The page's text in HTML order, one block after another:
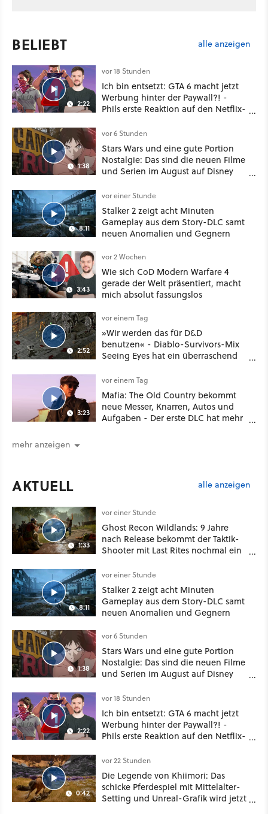
BELIEBT alle anzeigen
2:22
vor 18 Stunden
Ich bin entsetzt: GTA 6 macht jetzt
Werbung hinter der Paywall?! -
Phils erste Reaktion auf den Netflix-
1:38
vor 6 Stunden
Stars Wars und eine gute Portion
Nostalgie: Das sind die neuen Filme
und Serien im August auf Disney
8:11
vor einer Stunde
Stalker 2 zeigt acht Minuten
Gameplay aus dem Story-DLC samt
neuen Anomalien und Gegnern
3:43
vor 2 Wochen
Wie sich CoD Modern Warfare 4
gerade der Welt präsentiert, macht
mich absolut fassungslos
2:52
vor einem Tag
»Wir werden das für D&D
benutzen« - Diablo-Survivors-Mix
Seeing Eyes hat ein überraschend
3:23
vor einem Tag
Mafia: The Old Country bekommt
neue Messer, Knarren, Autos und
Aufgaben - Der erste DLC hat mehr
mehr anzeigen
AKTUELL alle anzeigen
1:33
vor einer Stunde
Ghost Recon Wildlands: 9 Jahre
nach Release bekommt der Taktik-
Shooter mit Last Rites nochmal ein
8:11
vor einer Stunde
Stalker 2 zeigt acht Minuten
Gameplay aus dem Story-DLC samt
neuen Anomalien und Gegnern
1:38
vor 6 Stunden
Stars Wars und eine gute Portion
Nostalgie: Das sind die neuen Filme
und Serien im August auf Disney
2:22
vor 18 Stunden
Ich bin entsetzt: GTA 6 macht jetzt
Werbung hinter der Paywall?! -
Phils erste Reaktion auf den Netflix-
0:42
vor 22 Stunden
Die Legende von Khiimori: Das
schicke Pferdespiel mit Mittelalter-
Setting und Unreal-Grafik wird jetzt